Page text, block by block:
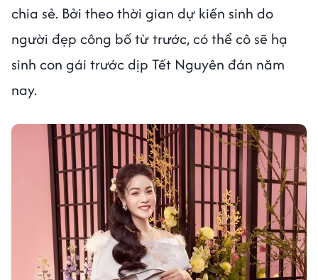
chia sẻ. Bởi theo thời gian dự kiến sinh do
người đẹp công bố từ trước, có thể cô sẽ hạ
sinh con gái trước dịp Tết Nguyên đán năm
nay.